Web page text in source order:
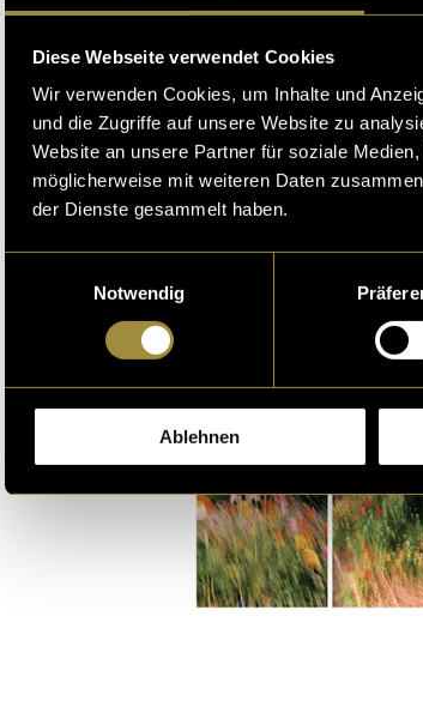
Diese Webseite verwendet Cookies
Wir verwenden Cookies, um Inhalte und
und die Zugriffe auf unsere Website zu
Website an unsere Partner für soziale
möglicherweise mit weiteren Daten
der Dienste gesammelt haben.
Notwendig
Ablehnen
Sicherheitsvorschriften
allem von theoretischer